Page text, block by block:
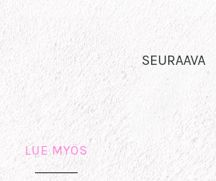
SEURAAVA
LUE MYÖS